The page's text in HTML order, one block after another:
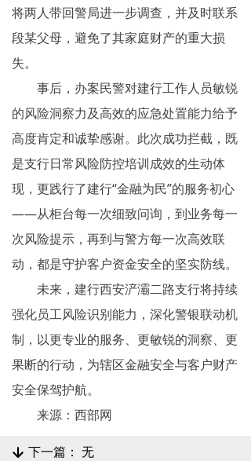
将两人带回警局进一步调查，并及时联系
段某父母，避免了其家庭财产的重大损
失。
事后，办案民警对建行工作人员敏锐
的风险洞察力及高效的应急处置能力给予
高度肯定和诚挚感谢。此次成功拦截，既
是支行日常风险防控培训成效的生动体
现，更践行了建行“金融为民”的服务初心
——从柜台每一次细致问询，到业务每一
次风险提示，再到与警方每一次高效联
动，都是守护客户资金安全的坚实防线。
未来，建行西安浐灞二路支行将持续
强化员工风险识别能力，深化警银联动机
制，以更专业的服务、更敏锐的洞察、更
果断的行动，为辖区金融安全与客户财产
安全保驾护航。
来源：西部网
녓 下一篇： 无